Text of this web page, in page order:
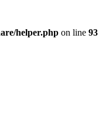
helper.php on line 93